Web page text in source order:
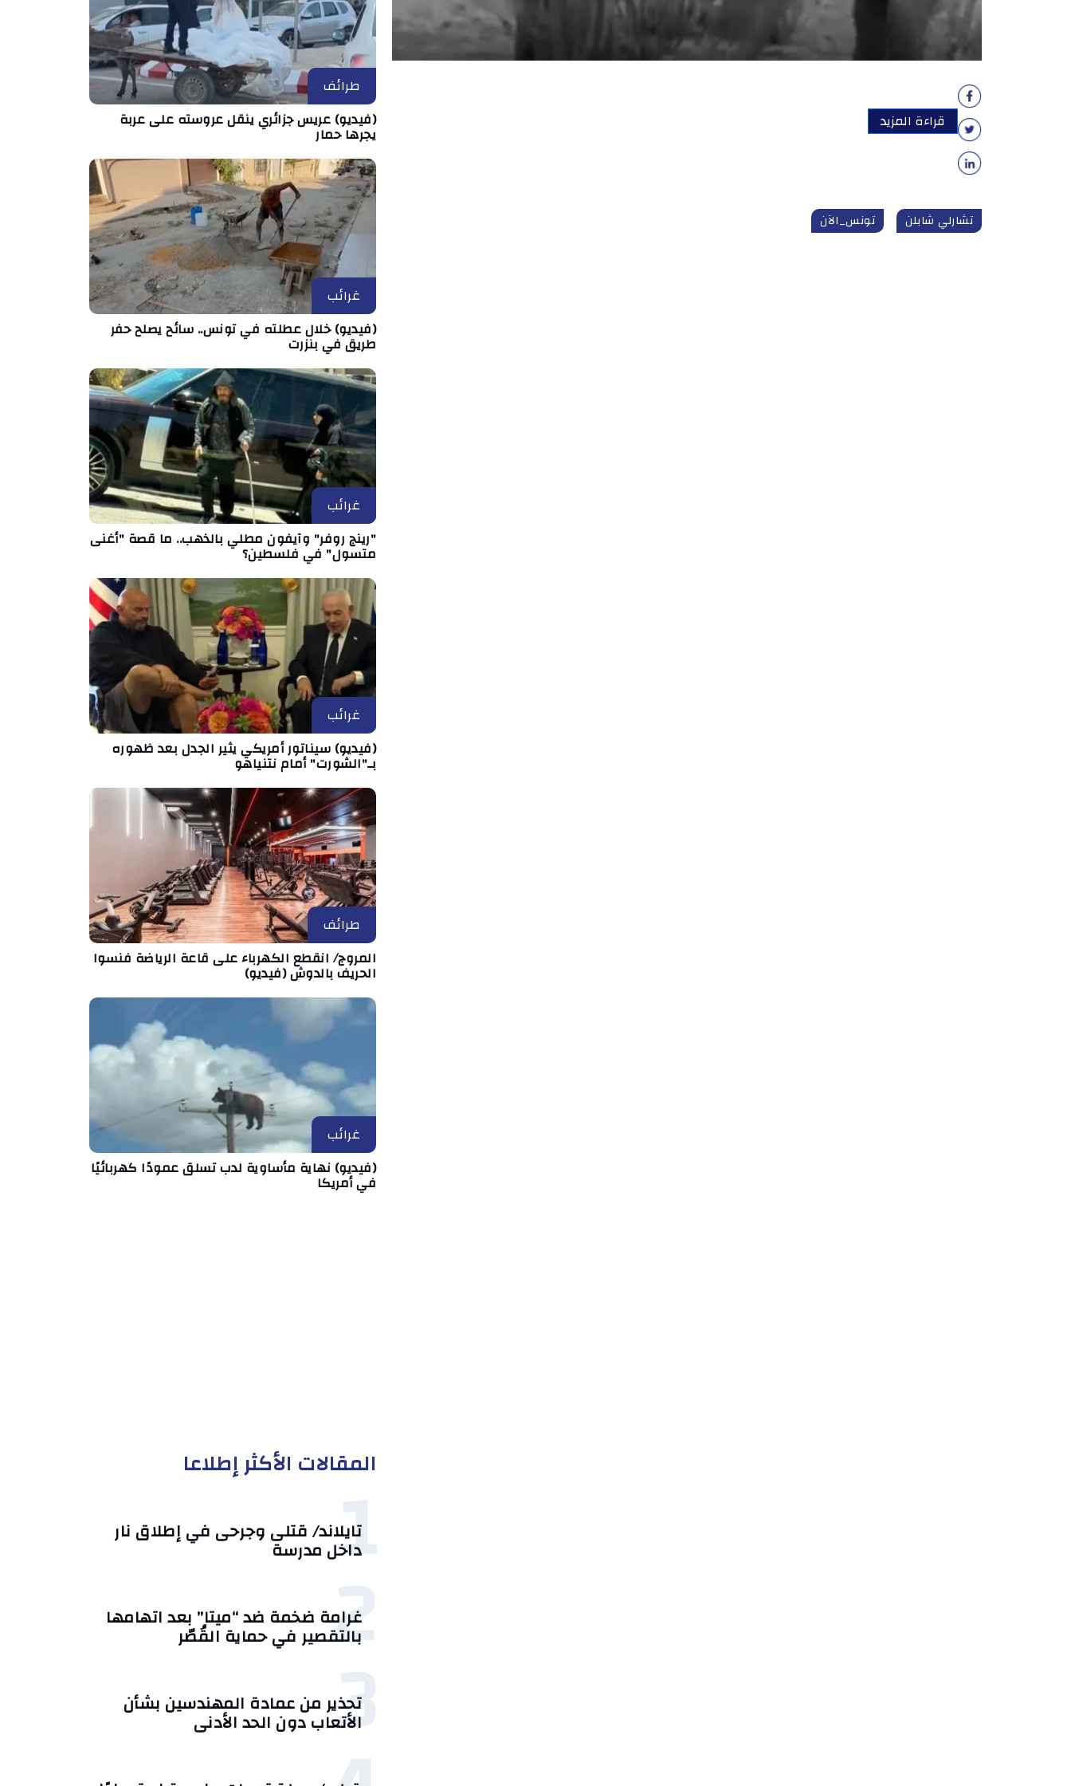
قراءة المزيد
تشارلي شابلن تونس_الآن
طرائف
(فيديو) عريس جزائري ينقل عروسته على عربة
يجرها حمار
غرائب
(فيديو) خلال عطلته في تونس.. سائح يصلح حفر
طريق في بنزرت
غرائب
"رينج روفر" وآيفون مطلي بالذهب.. ما قصة "أغنى
متسول" في فلسطين؟
غرائب
(فيديو) سيناتور أمريكي يثير الجدل بعد ظهوره
بـ"الشورت" أمام نتنياهو
طرائف
المروج/ انقطع الكهرباء على قاعة الرياضة فنسوا
الحريف بالدوش (فيديو)
غرائب
(فيديو) نهاية مأساوية لدب تسلق عمودًا كهربائيًا
في أمريكا
المقالات الأكثر إطلاعا
1
تايلاند/ قتلى وجرحى في إطلاق نار
داخل مدرسة
2
غرامة ضخمة ضد “ميتا” بعد اتهامها
بالتقصير في حماية القُصّر
3
تحذير من عمادة المهندسين بشأن
الأتعاب دون الحد الأدنى